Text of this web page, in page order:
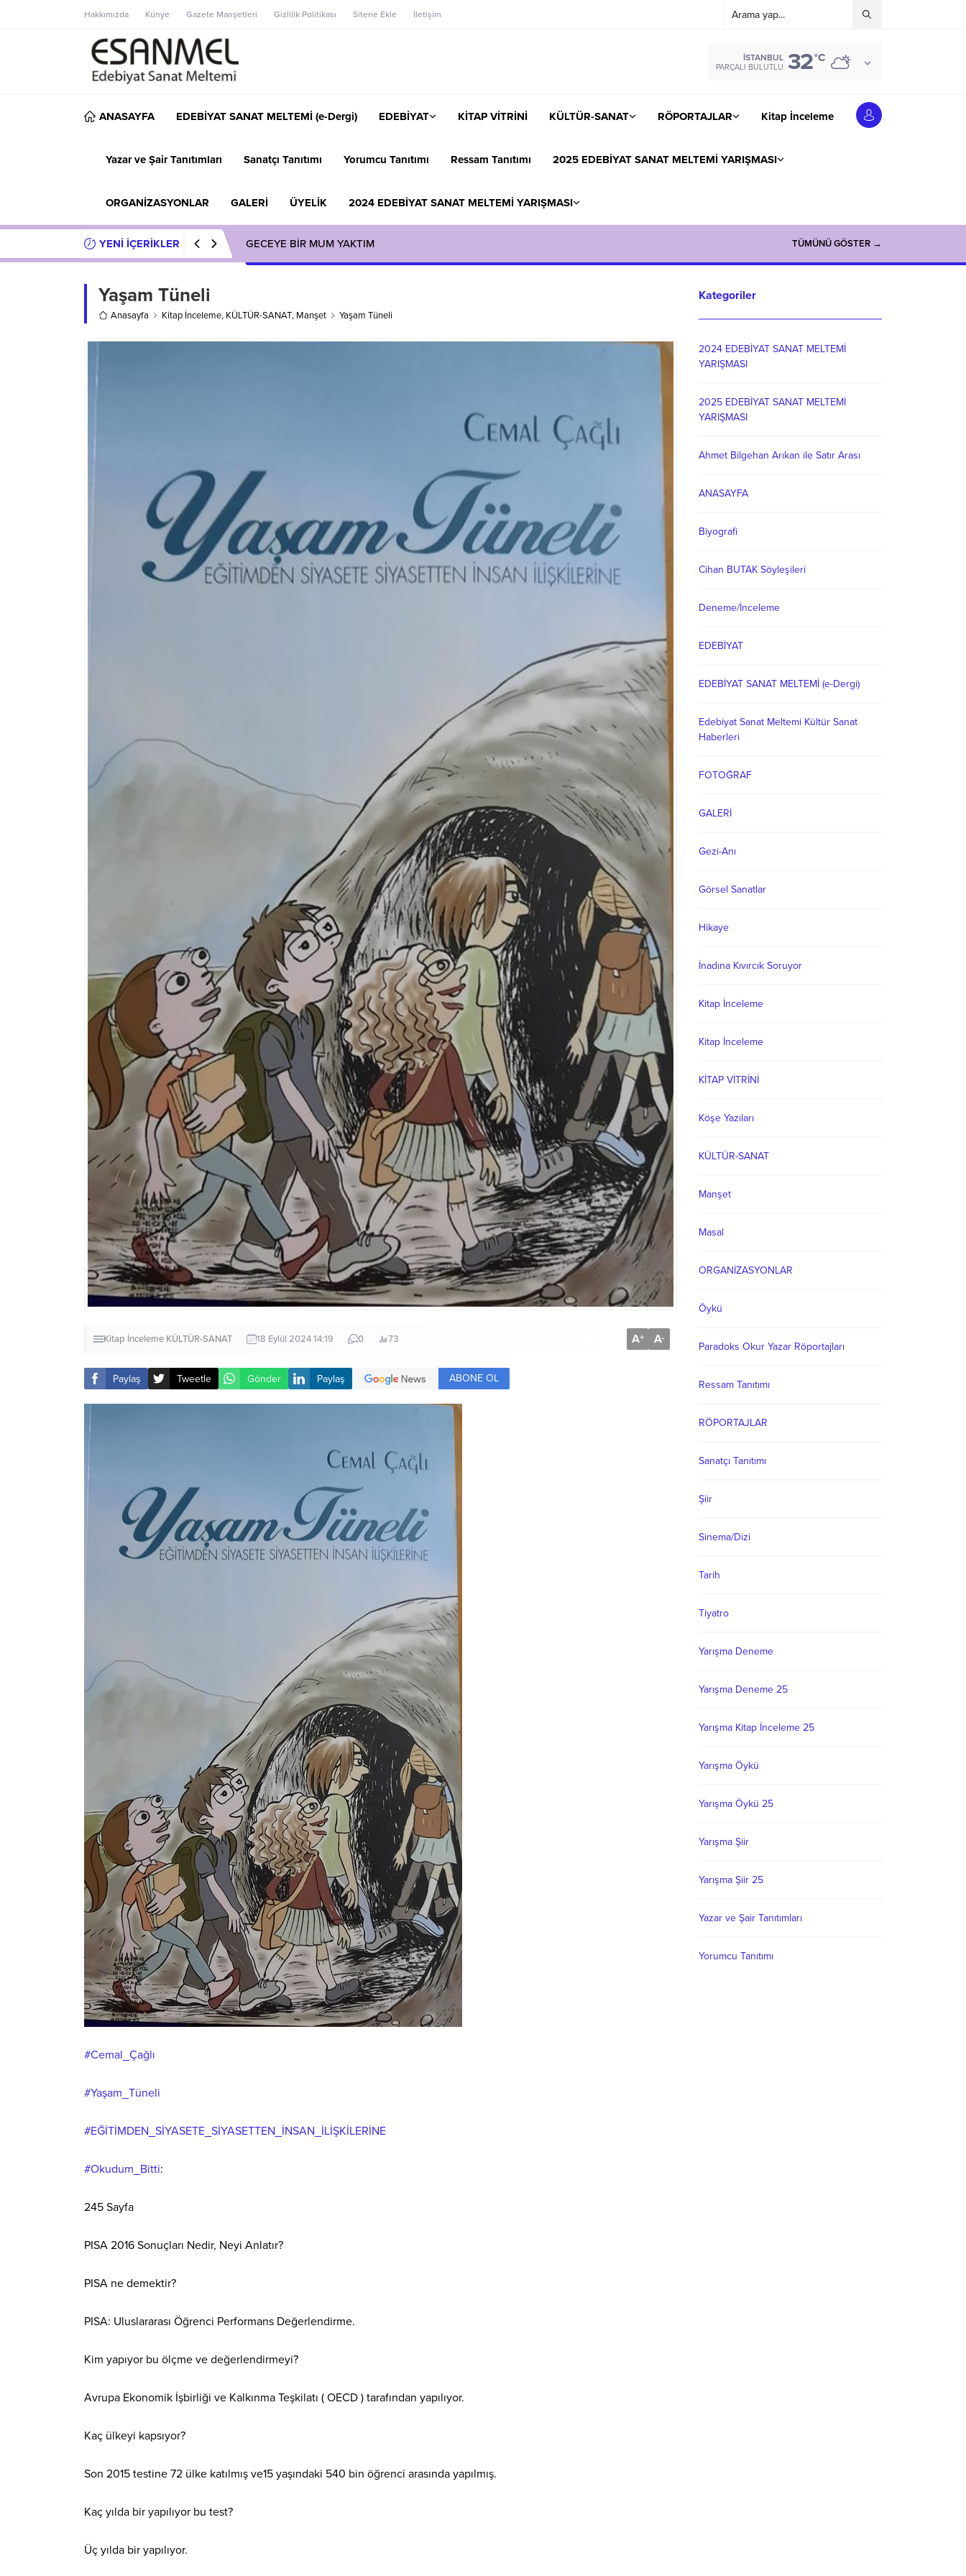
Hakkımızda Künye Gazete Manşetleri Gizlilik Politikası Sitene Ekle İletişim
İSTANBUL
PARÇALI BULUTLU 32°C
ANASAYFA EDEBİYAT SANAT MELTEMİ (e-Dergi) EDEBİYAT KİTAP VİTRİNİ KÜLTÜR-SANAT RÖPORTAJLAR Kitap İnceleme
Yazar ve Şair Tanıtımları Sanatçı Tanıtımı Yorumcu Tanıtımı Ressam Tanıtımı 2025 EDEBİYAT SANAT MELTEMİ YARIŞMASI
ORGANİZASYONLAR GALERİ ÜYELİK 2024 EDEBİYAT SANAT MELTEMİ YARIŞMASI
YENİ İÇERİKLER GECEYE BİR MUM YAKTIM TÜMÜNÜ GÖSTER →
Yaşam Tüneli
Anasayfa Kitap İnceleme, KÜLTÜR-SANAT, Manşet Yaşam Tüneli
Kitap İnceleme KÜLTÜR-SANAT 18 Eylül 2024 14:19 0 73 A+ A-
Paylaş Tweetle Gönder Paylaş ABONE OL
#Cemal_Çağlı
#Yaşam_Tüneli
#EĞİTİMDEN_SİYASETE_SİYASETTEN_İNSAN_İLİŞKİLERİNE
#Okudum_Bitti:
245 Sayfa
PISA 2016 Sonuçları Nedir, Neyi Anlatır?
PISA ne demektir?
PISA: Uluslararası Öğrenci Performans Değerlendirme.
Kim yapıyor bu ölçme ve değerlendirmeyi?
Avrupa Ekonomik İşbirliği ve Kalkınma Teşkilatı ( OECD ) tarafından yapılıyor.
Kaç ülkeyi kapsıyor?
Son 2015 testine 72 ülke katılmış ve15 yaşındaki 540 bin öğrenci arasında yapılmış.
Kaç yılda bir yapılıyor bu test?
Üç yılda bir yapılıyor.
Kategoriler
2024 EDEBİYAT SANAT MELTEMİ
YARIŞMASI
2025 EDEBİYAT SANAT MELTEMİ
YARIŞMASI
Ahmet Bilgehan Arıkan ile Satır Arası
ANASAYFA
Biyografi
Cihan BUTAK Söyleşileri
Deneme/İnceleme
EDEBİYAT
EDEBİYAT SANAT MELTEMİ (e-Dergi)
Edebiyat Sanat Meltemi Kültür Sanat
Haberleri
FOTOĞRAF
GALERİ
Gezi-Anı
Görsel Sanatlar
Hikaye
İnadına Kıvırcık Soruyor
Kitap İnceleme
Kitap İnceleme
KİTAP VİTRİNİ
Köşe Yazıları
KÜLTÜR-SANAT
Manşet
Masal
ORGANİZASYONLAR
Öykü
Paradoks Okur Yazar Röportajları
Ressam Tanıtımı
RÖPORTAJLAR
Sanatçı Tanıtımı
Şiir
Sinema/Dizi
Tarih
Tiyatro
Yarışma Deneme
Yarışma Deneme 25
Yarışma Kitap İnceleme 25
Yarışma Öykü
Yarışma Öykü 25
Yarışma Şiir
Yarışma Şiir 25
Yazar ve Şair Tanıtımları
Yorumcu Tanıtımı